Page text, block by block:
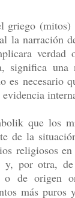
griego (mitos)
la narración
verdad
significa una
es necesario
que los
de la
religiosos en
y, por otra,
o de origen
más puros